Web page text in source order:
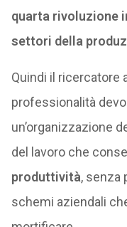
quarta rivoluzione
settori della
Quindi il ricercatore
professionalità
un’organizzazione
del lavoro che
produttività, senza
schemi aziendali